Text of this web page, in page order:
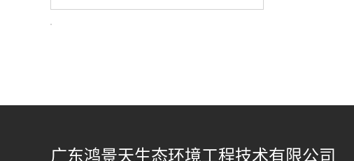
广东鸿景天生态环境工程技术有限公司